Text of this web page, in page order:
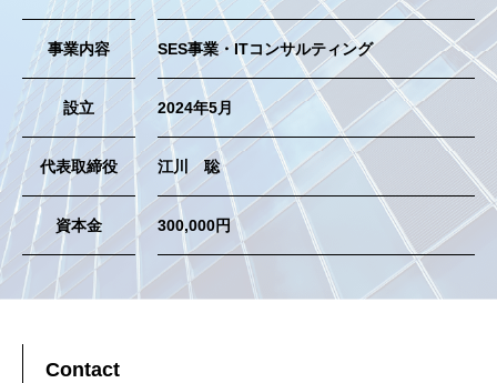
事業内容 SES事業・ITコンサルティング
設立 2024年5月
代表取締役 江川 聡
資本金 300,000円
Contact